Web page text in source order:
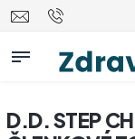
D.D. STEP